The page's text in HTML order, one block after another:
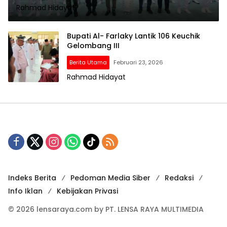
Rahmad Hidayat
Bupati Al- Farlaky Lantik 106 Keuchik
Gelombang III
Berita Utama Februari 23, 2026
Rahmad Hidayat
Indeks Berita Pedoman Media Siber
Redaksi
Info Iklan
Kebijakan Privasi
© 2026 lensaraya.com by PT. LENSA RAYA MULTIMEDIA